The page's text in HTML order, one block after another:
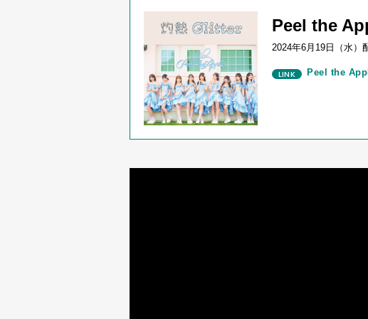
Peel the
2024年6月 19 日（水）
Peel the